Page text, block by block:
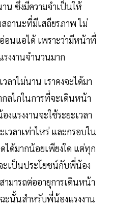
น ซึ่งมีความจำเป็นให้
ถานะที่มีเสถียรภาพ ไม่
อนแอได้ เพราะว่ามีหน้าที่
งงานจำนวนมาก
ลาไม่นาน เราคงจะได้มา
ลไกในการที่จะเดินหน้า
แรงงานจะใช้ระยะเวลา
วลาเท่าไหร่ และกรอบใน
ได้มากน้อยเพียงใด แต่ทุก
ะเป็นประโยชน์กับพี่น้อง
มารถต่ออายุการเดินหน้า
ะนั้นสำหรับพี่น้องแรงงาน